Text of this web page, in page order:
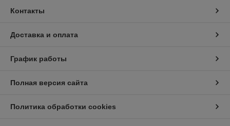
Контакты
Доставка и оплата
График работы
Полная версия сайта
Политика обработки cookies